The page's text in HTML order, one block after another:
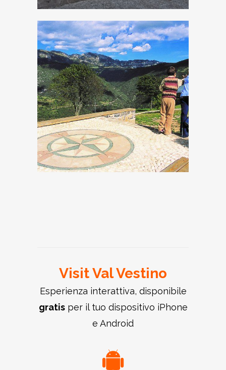
Punto panoramico
Visit Val Vestino
Esperienza interattiva, disponibile
gratisper il tuo dispositivo iPhone
e Android